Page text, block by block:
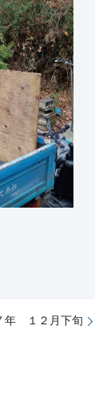
年 １２月下旬